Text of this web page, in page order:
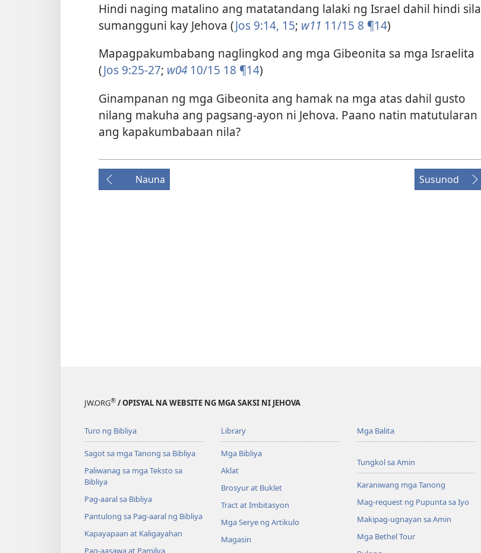
Hindi naging matalino ang matatandang lalaki ng Israel dahil hindi sila
sumangguni kay Jehova (Jos 9:14, 15; w11 11/15 8 ¶14)
Mapagpakumbabang naglingkod ang mga Gibeonita sa mga Israelita
(Jos 9:25-27; w04 10/15 18 ¶14)
Ginampanan ng mga Gibeonita ang hamak na mga atas dahil gusto
nilang makuha ang pagsang-ayon ni Jehova. Paano natin matutularan
ang kapakumbabaan nila?
Nauna Susunod
JW.ORG® / OPISYAL NA WEBSITE NG MGA SAKSI NI JEHOVA
Turo ng Bibliya
Sagot sa mga Tanong sa Bibliya
Paliwanag sa mga Teksto sa
Bibliya
Pag-aaral sa Bibliya
Pantulong sa Pag-aaral ng Bibliya
Kapayapaan at Kaligayahan
Pag-aasawa at Pamilya
Library
Mga Bibliya
Aklat
Brosyur at Buklet
Tract at Imbitasyon
Mga Serye ng Artikulo
Magasin
Mga Balita
Tungkol sa Amin
Karaniwang mga Tanong
Mag-request ng Pupunta sa Iyo
Makipag-ugnayan sa Amin
Mga Bethel Tour